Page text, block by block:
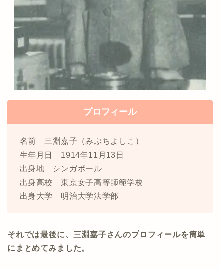
プロフィール
名前 三淵嘉子（みぶちよしこ）
生年月日 1914年11月13日
出身地 シンガポール
出身高校 東京女子高等師範学校
出身大学 明治大学法学部
それでは最後に、三淵嘉子さんのプロフィールを簡単
にまとめてみました。